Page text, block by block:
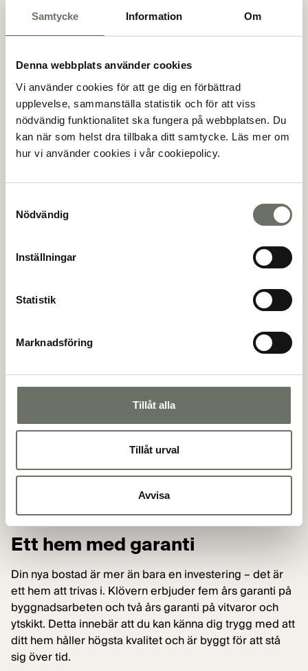
Samtycke Information Om
Denna webbplats använder cookies
Vi använder cookies för att ge dig en förbättrad
upplevelse, sammanställa statistik och för att viss
nödvändig funktionalitet ska fungera på webbplatsen. Du
kan när som helst dra tillbaka ditt samtycke. Läs mer om
hur vi använder cookies i vår cookiepolicy.
Nödvändig
Inställningar
Statistik
Marknadsföring
Tillåt alla
Tillåt urval
Avvisa
säkerställa att föreningens fastigheter hålls i gott skick.
• Utbildning för den boendestyrelse som tar över
• Ansvarsförsäkring för föreningens styrelse, vilket ger
trygghet för styrelsemedlemmar.
oväntade situationer
Vi förstår att livet ibland tar oväntade vändningar.
Klöverns trygghetspaket ger dig ekonomiskt skydd i
sådant fall har du möjlighet att frånträda avtalet utan
ekonomiska påföljder, eller att ansöka om uppskjutet
att frånträda avtalet.
• Skydd mot dubbla boendekostnader om du inte
lyckas sälja din nuvarande bostad.
Ett hem med garanti
Din nya bostad är mer än bara en investering – det är
ett hem att trivas i. Klövern erbjuder fem års garanti på
byggnadsarbeten och två års garanti på vitvaror och
ytskikt. Detta innebär att du kan känna dig trygg med att
ditt hem håller högsta kvalitet och är byggt för att stå
sig över tid.